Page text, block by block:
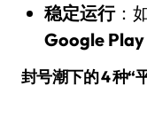
稳定运行：
Google Play
封号潮下的 4 种“